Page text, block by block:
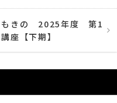
もきの 2025年度 第1
座【下期】